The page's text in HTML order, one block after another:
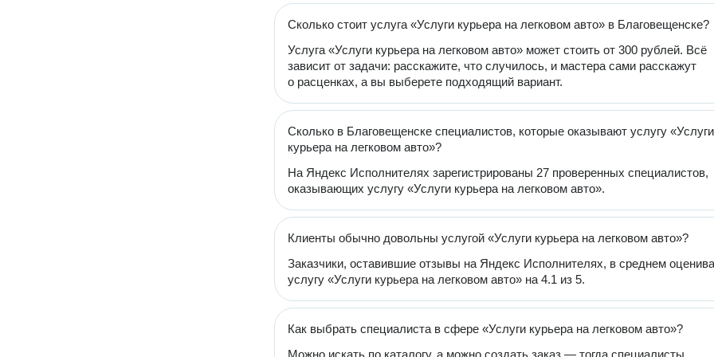
Сколько стоит услуга «Услуги курьера на легковом авто» в Благовещенске?
Услуга «Услуги курьера на легковом авто» может стоить от 300 рублей. Всё
зависит от задачи: расскажите, что случилось, и мастера сами расскажут
о расценках, а вы выберете подходящий вариант.
Сколько в Благовещенске специалистов, которые оказывают услугу «Услуги
курьера на легковом авто»?
На Яндекс Исполнителях зарегистрированы 27 проверенных специалистов,
оказывающих услугу «Услуги курьера на легковом авто».
Клиенты обычно довольны услугой «Услуги курьера на легковом авто»?
Заказчики, оставившие отзывы на Яндекс Исполнителях, в среднем
услугу «Услуги курьера на легковом авто» на 4.1 из 5.
Как выбрать специалиста в сфере «Услуги курьера на легковом авто»?
Можно искать по каталогу, а можно создать заказ — тогда специалисты